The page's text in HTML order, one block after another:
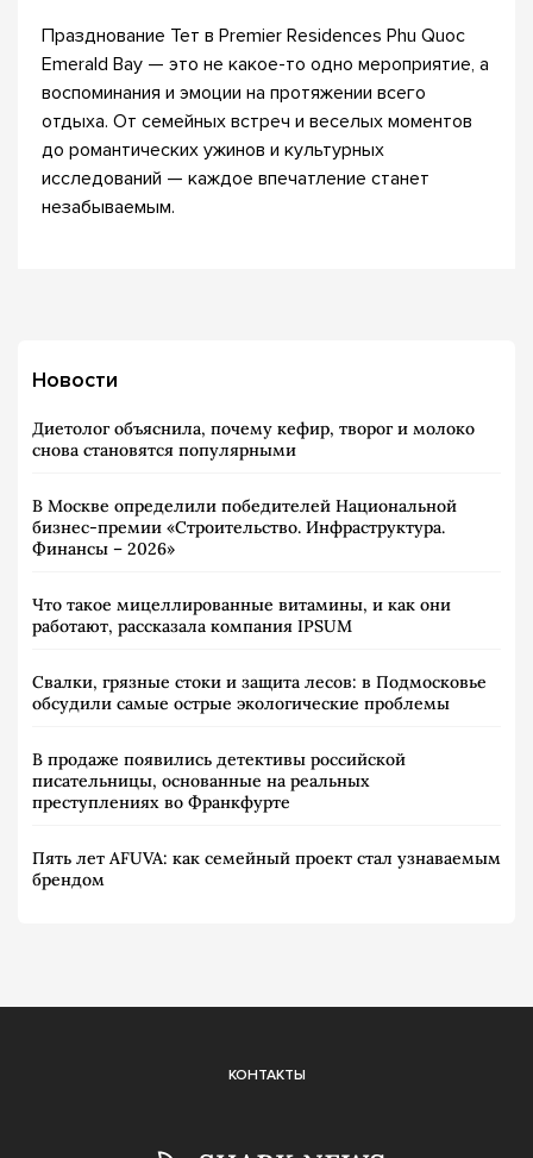
Празднование Тет в Premier Residences Phu Quoc
Emerald Bay — это не какое-то одно мероприятие, а
воспоминания и эмоции на протяжении всего
отдыха. От семейных встреч и веселых моментов
до романтических ужинов и культурных
исследований — каждое впечатление станет
незабываемым.
Новости
Диетолог объяснила, почему кефир, творог и молоко
снова становятся популярными
В Москве определили победителей Национальной
бизнес-премии «Строительство. Инфраструктура.
Финансы – 2026»
Что такое мицеллированные витамины, и как они
работают, рассказала компания IPSUM
Свалки, грязные стоки и защита лесов: в Подмосковье
обсудили самые острые экологические проблемы
В продаже появились детективы российской
писательницы, основанные на реальных
преступлениях во Франкфурте
Пять лет AFUVA: как семейный проект стал узнаваемым
брендом
КОНТАКТЫ